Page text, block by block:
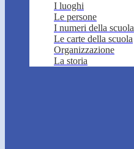
I luoghi
Le persone
I numeri della scuola
Le carte della scuola
Organizzazione
La storia